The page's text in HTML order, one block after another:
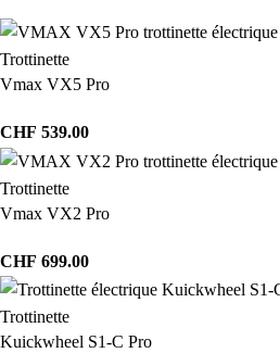
Trottinette
Vmax VX5 Pro
CHF 539.00
Trottinette
Vmax VX2 Pro
CHF 699.00
Trottinette
Kuickwheel S1-C Pro